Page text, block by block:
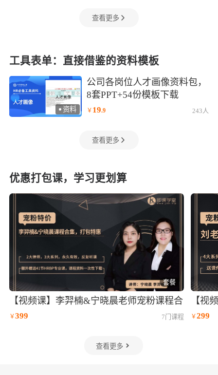
查看更多
工具表单：直接借鉴的资料模板
资料
公司各岗位人才画像资料包，
8套PPT+54份模板下载
￥ 19.9 243人
查看更多
优惠打包课，学习更划算
套餐
【视频课】李羿楠&宁晓晨老师宠粉课程合
集
￥399 7门课程
【视
￥299
查看更多